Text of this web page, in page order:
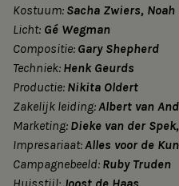
Kostuum: Sacha Zwiers,
Licht: Gé Wegman
Compositie: Gary Shepherd
Techniek: Henk Geurds
Productie: Nikita Oldert
Zakelijk leiding:Albert van
Marketing: Dieke van der
Impresariaat:Alles voor de
Campagnebeeld: Ruby Truden